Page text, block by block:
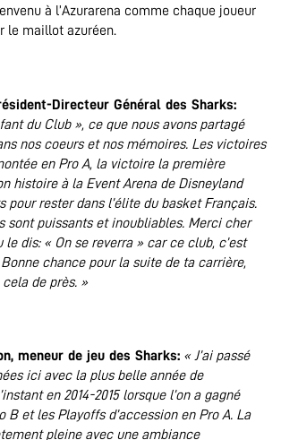
à l’Azurarena comme chaque joueur
le maillot azuréen.
Directeur Général des Sharks:
du Club », ce que nous avons partagé
nos coeurs et nos mémoires. Les victoires
en Pro A, la victoire la première
histoire à la Event Arena de Disneyland
pour rester dans l’élite du basket Français.
sont puissants et inoubliables. Merci cher
le dis: « On se reverra » car ce club, c’est
chance pour la suite de ta carrière,
de près. »
meneur de jeu des Sharks: « J’ai passé
ici avec la plus belle année de
en 2014-2015 lorsque l’on a gagné
B et les Playoffs d’accession en Pro A. La
pleine avec une ambiance